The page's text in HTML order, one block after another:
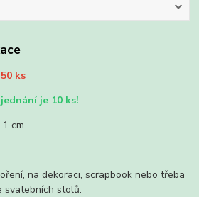
ks
je 10 ks!
cm
na dekoraci, scrapbook nebo třeba
svatebních stolů.